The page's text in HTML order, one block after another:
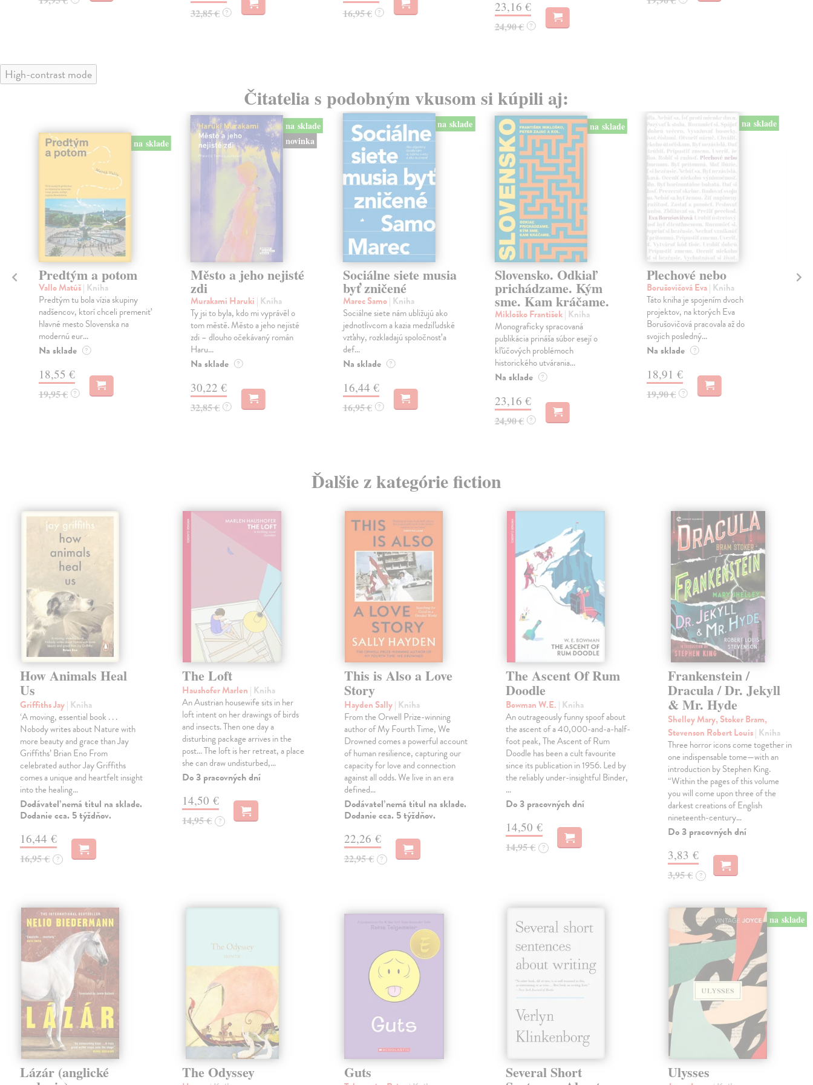
32,85 € ? 16,95 € ? 23,16 €
24,90 € ?
High-contrast mode
Čitatelia s podobným vkusom si kúpili aj:
na sklade
Predtým a potom
Vallo Matúš| Kniha
Predtým tu bola vízia skupiny
nadšencov, ktorí chceli premeniť
hlavné mesto Slovenska na
modernú eur...
Na sklade ?
18,55 €
19,95 € ?
na sklade
novinka
Město a jeho nejisté
zdi
Murakami Haruki | Kniha
Ty jsi to byla, kdo mi vyprávěl o
tom městě. Město a jeho nejisté
zdi – dlouho očekávaný román
Haru...
Na sklade ?
30,22 €
32,85 € ?
na sklade
Sociálne siete musia
byť zničené
Marec Samo| Kniha
Sociálne siete nám ubližujú ako
jednotlivcom a kazia medziľudské
vzťahy, rozkladajú spoločnosť a
def...
Na sklade ?
16,44 €
16,95 € ?
na sklade
Slovensko. Odkiaľ
prichádzame. Kým
sme. Kam kráčame.
Mikloško František| Kniha
Monograficky spracovaná
publikácia prináša súbor esejí o
kľúčových problémoch
historického utvárania...
Na sklade ?
23,16 €
24,90 € ?
na sklade
Plechové nebo
Borušovičová Eva| Kniha
Táto kniha je spojením dvoch
projektov, na ktorých Eva
Borušovičová pracovala až do
svojich posledný...
Na sklade ?
18,91 €
19,90 € ?
Ďalšie z kategórie fiction
How Animals Heal
Us
Griffiths Jay| Kniha
‘A moving, essential book . . .
Nobody writes about Nature with
more beauty and grace than Jay
Griffiths’ Brian Eno From
celebrated author Jay Griffiths
comes a unique and heartfelt insight
into the healing…
Dodávateľ nemá titul na sklade.
Dodanie cca. 5 týždňov.
16,44 €
16,95 € ?
The Loft
Haushofer Marlen | Kniha
An Austrian housewife sits in her
loft intent on her drawings of birds
and insects. Then one day a
disturbing package arrives in the
post... The loft is her retreat, a place
she can draw undisturbed,…
Do 3 pracovných dní
14,50 €
14,95 € ?
This is Also a Love
Story
Hayden Sally| Kniha
From the Orwell Prize-winning
author of My Fourth Time, We
Drowned comes a powerful account
of human resilience, capturing our
capacity for love and connection
against all odds. We live in an era
defined…
Dodávateľ nemá titul na sklade.
Dodanie cca. 5 týždňov.
22,26 €
22,95 € ?
The Ascent Of Rum
Doodle
Bowman W.E. | Kniha
An outrageously funny spoof about
the ascent of a 40,000-and-a-half-
foot peak, The Ascent of Rum
Doodle has been a cult favourite
since its publication in 1956. Led by
the reliably under-insightful Binder,
…
Do 3 pracovných dní
14,50 €
14,95 € ?
Frankenstein /
Dracula / Dr. Jekyll
& Mr. Hyde
Shelley Mary, Stoker Bram,
Stevenson Robert Louis| Kniha
Three horror icons come together in
one indispensable tome—with an
introduction by Stephen King.
“Within the pages of this volume
you will come upon three of the
darkest creations of English
nineteenth-century…
Do 3 pracovných dní
3,83 €
3,95 € ?
Lázár (anglické The Odyssey Guts Several Short
na sklade
Ulysses